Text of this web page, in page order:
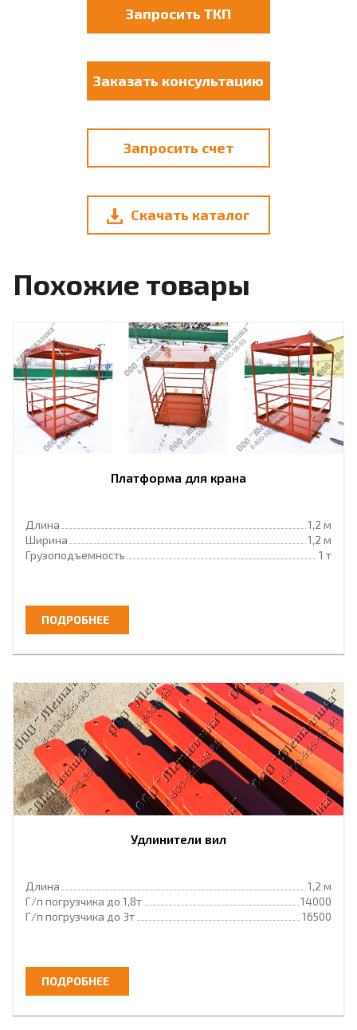
Запросить ТКП
Заказать консультацию
Запросить счет
Скачать каталог
Похожие товары
Платформа для крана
Длина
1,2 м
Ширина
1,2 м
Грузоподъемность
1 т
ПОДРОБНЕЕ
Удлинители вил
Длина
1,2 м
Г/п погрузчика до 1,8т
14000
Г/п погрузчика до 3т
16500
ПОДРОБНЕЕ